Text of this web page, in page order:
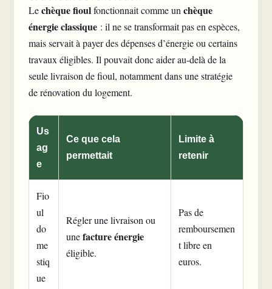
Lechèque fioulfonctionnait comme un chèque
énergie classique : il ne se transformait pas en espèces,
mais servait à payer des dépenses d’énergie ou certains
travaux éligibles. Il pouvait donc aider au-delà de la
seule livraison de fioul, notamment dans une stratégie
de rénovation du logement.
Us
ag
e
Ce que cela
permettait
Limite à
retenir
Fio
ul
do
me
stiq
ue
Régler une livraison ou
unefacture énergie
éligible.
Pas de
remboursemen
t libre en
euros.